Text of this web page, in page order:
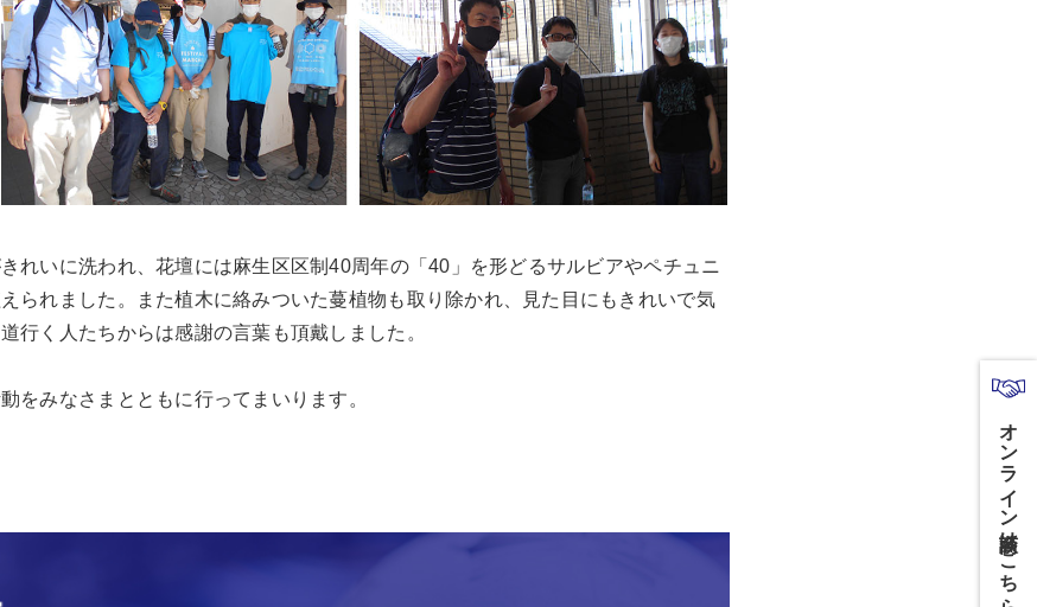
れいに洗われ、花壇には麻生区区制40周年の「40」を形どるサルビアやペチュニ
られました。また植木に絡みついた蔓植物も取り除かれ、見た目にもきれいで気
行く人たちからは感謝の言葉も頂戴しました。
をみなさまとともに行ってまいります。
オンライン商談はこちら